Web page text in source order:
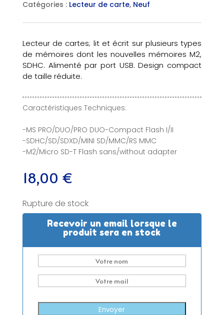
Catégories : Lecteur de carte, Neuf
Lecteur de cartes; lit et écrit sur plusieurs types
de mémoires dont les nouvelles mémoires M2,
SDHC. Alimenté par port USB. Design compact
de taille réduite.
Caractéristiques Techniques:
-MS PRO/DUO/PRO DUO-Compact Flash I/II
-SDHC/SD/SDXD/MINI SD/MMC/RS MMC
-M2/Micro SD-T Flash sans/without adapter
18,00 €
Rupture de stock
Recevoir un email lorsque le
produit sera en stock
Envoyer